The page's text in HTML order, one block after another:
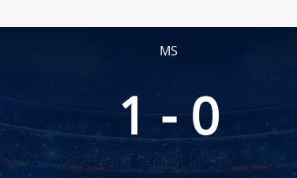
MS
1 - 0